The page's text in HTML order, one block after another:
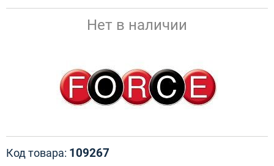
Нет в наличии
Код товара: 109267